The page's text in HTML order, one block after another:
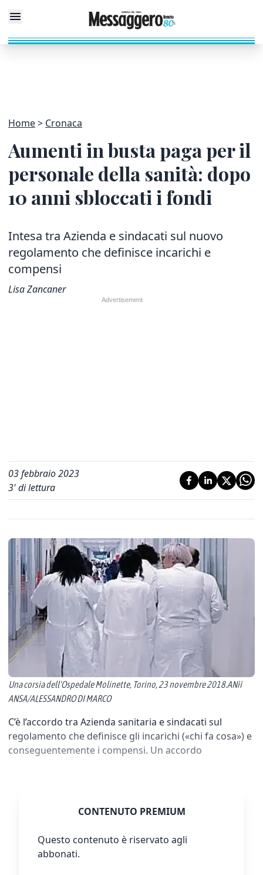
Home Cronaca
Aumenti in busta paga per il
personale della sanità: dopo
10 anni sbloccati i fondi
Intesa tra Azienda e sindacati sul nuovo
regolamento che definisce incarichi e
compensi
Lisa Zancaner
03 febbraio 2023
3' di lettura
Una corsia dell'Ospedale Molinette, Torino, 23 novembre 2018.ANìì
ANSA/ALESSANDRO DI MARCO
C’è l’accordo tra Azienda sanitaria e sindacati sul
regolamento che definisce gli incarichi («chi fa cosa») e
conseguentemente i compensi. Un accordo
CONTENUTO PREMIUM
Questo contenuto è riservato agli
abbonati.